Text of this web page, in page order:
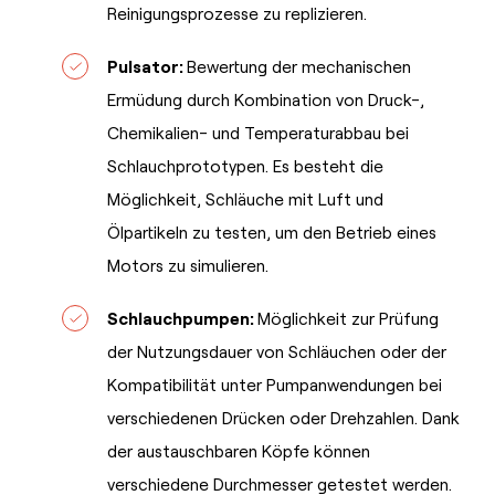
Reinigungsprozesse zu replizieren.
Pulsator:Bewertung der mechanischen
Ermüdung durch Kombination von Druck-,
Chemikalien- und Temperaturabbau bei
Schlauchprototypen. Es besteht die
Möglichkeit, Schläuche mit Luft und
Ölpartikeln zu testen, um den Betrieb eines
Motors zu simulieren.
Schlauchpumpen:Möglichkeit zur Prüfung
der Nutzungsdauer von Schläuchen oder der
Kompatibilität unter Pumpanwendungen bei
verschiedenen Drücken oder Drehzahlen. Dank
der austauschbaren Köpfe können
verschiedene Durchmesser getestet werden.